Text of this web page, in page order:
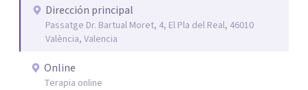
Dirección principal
Passatge Dr. Bartual Moret, 4, El Pla del Real, 46010
València, Valencia
Online
Terapia online